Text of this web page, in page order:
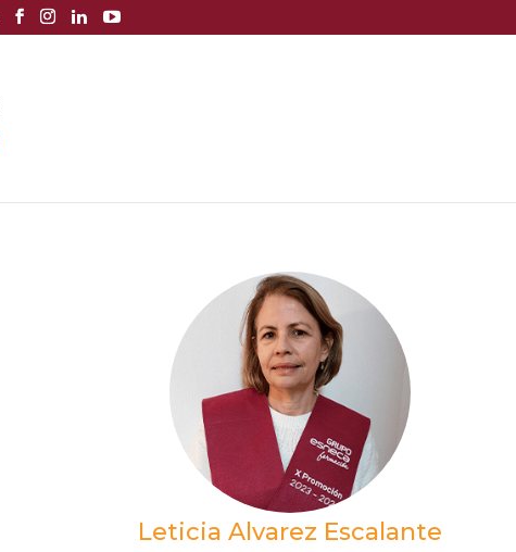
Leticia Alvarez Escalante